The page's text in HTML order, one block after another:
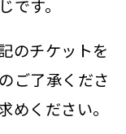
す。
のチケットを
ご了承くださ
めください。